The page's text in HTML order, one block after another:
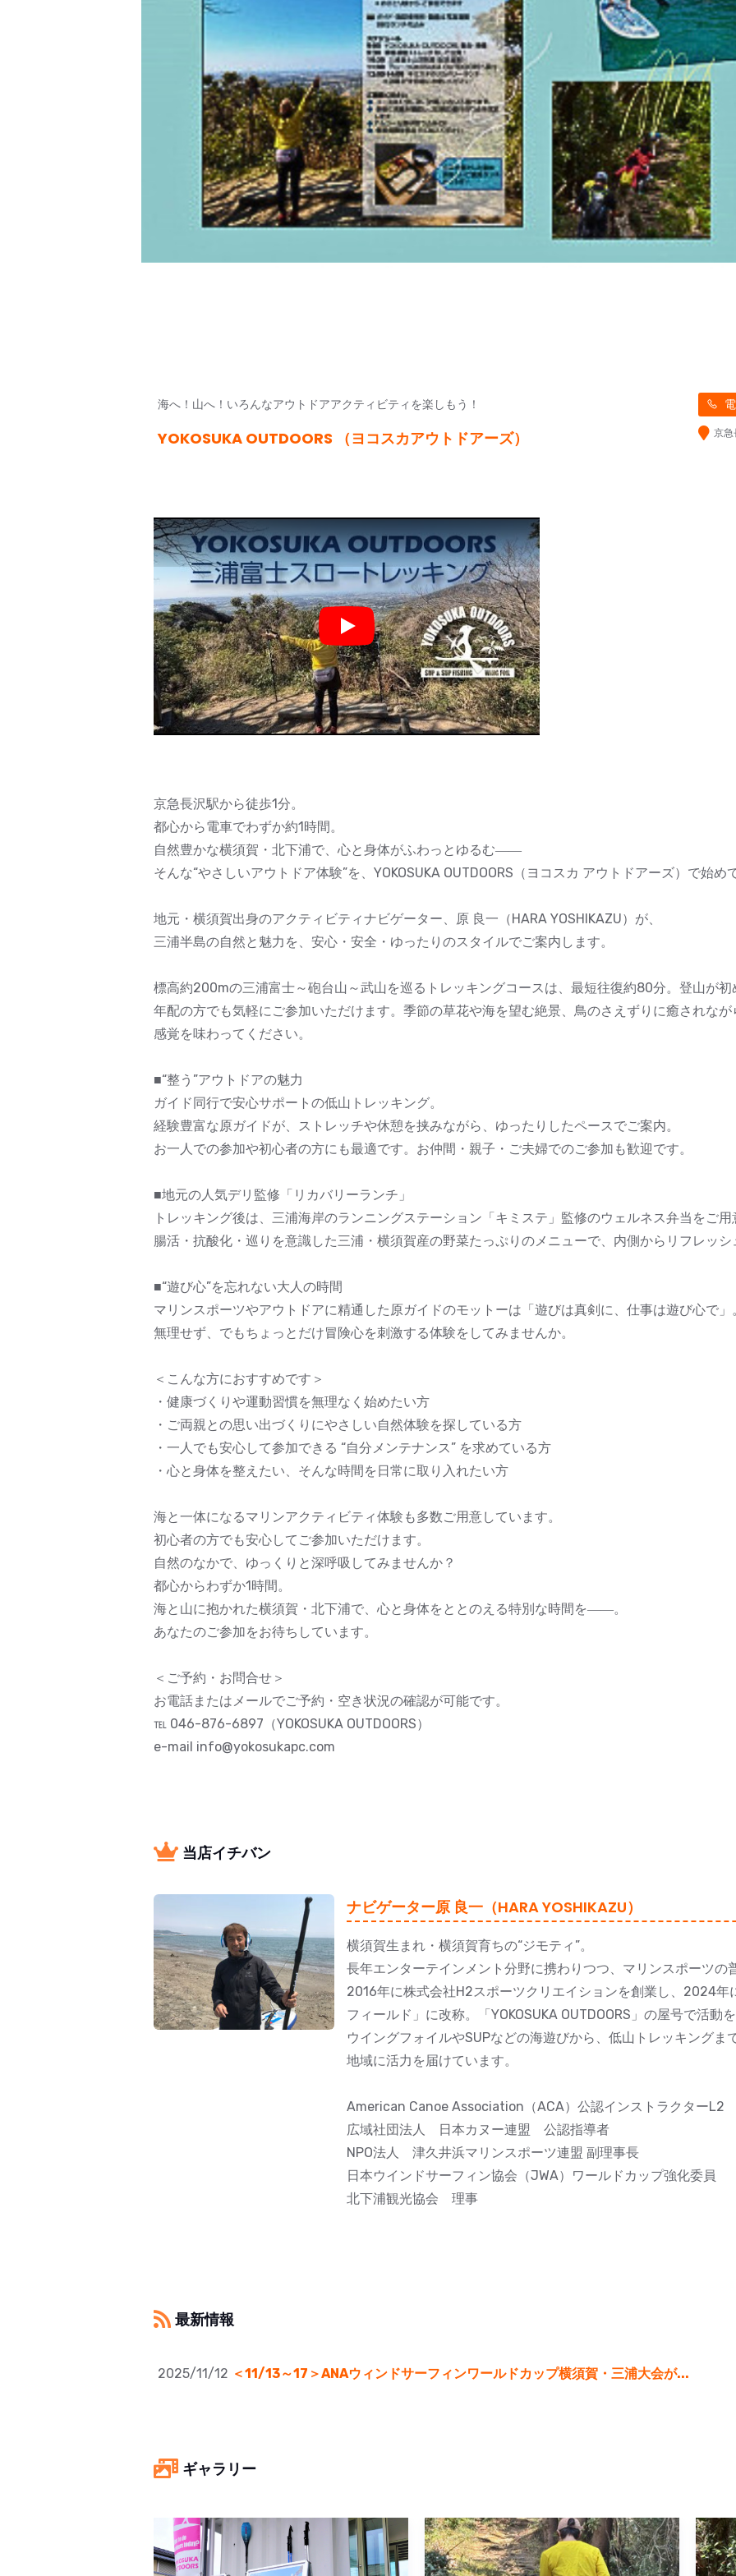
海へ！山へ！いろんなアウトドアアクティビティを楽しもう！
YOKOSUKA OUTDOORS （ヨコスカアウトドアーズ） 京急
Play
京急長沢駅から徒歩1分。
都心から電車でわずか約1時間。
自然豊かな横須賀・北下浦で、心と身体がふわっとゆるむ――
そんな“やさしいアウトドア体験”を、YOKOSUKA OUTDOORS（ヨコスカ アウトドアーズ）で始め
地元・横須賀出身のアクティビティナビゲーター、原 良一（HARA YOSHIKAZU）が、
三浦半島の自然と魅力を、安心・安全・ゆったりのスタイルでご案内します。
標高約200mの三浦富士～砲台山～武山を巡るトレッキングコースは、最短往復約80分。登山が
年配の方でも気軽にご参加いただけます。季節の草花や海を望む絶景、鳥のさえずりに癒されなが
感覚を味わってください。
■“整う”アウトドアの魅力
ガイド同行で安心サポートの低山トレッキング。
経験豊富な原ガイドが、ストレッチや休憩を挟みながら、ゆったりしたペースでご案内。
お一人での参加や初心者の方にも最適です。お仲間・親子・ご夫婦でのご参加も歓迎です。
■地元の人気デリ監修「リカバリーランチ」
トレッキング後は、三浦海岸のランニングステーション「キミステ」監修のウェルネス弁当をご用
腸活・抗酸化・巡りを意識した三浦・横須賀産の野菜たっぷりのメニューで、内側からリフレッシ
■“遊び心”を忘れない大人の時間
マリンスポーツやアウトドアに精通した原ガイドのモットーは「遊びは真剣に、仕事は遊び心で」
無理せず、でもちょっとだけ冒険心を刺激する体験をしてみませんか。
＜こんな方におすすめです＞
・健康づくりや運動習慣を無理なく始めたい方
・ご両親との思い出づくりにやさしい自然体験を探している方
・一人でも安心して参加できる “自分メンテナンス” を求めている方
・心と身体を整えたい、そんな時間を日常に取り入れたい方
海と一体になるマリンアクティビティ体験も多数ご用意しています。
初心者の方でも安心してご参加いただけます。
自然のなかで、ゆっくりと深呼吸してみませんか？
都心からわずか1時間。
海と山に抱かれた横須賀・北下浦で、心と身体をととのえる特別な時間を――。
あなたのご参加をお待ちしています。
＜ご予約・お問合せ＞
お電話またはメールでご予約・空き状況の確認が可能です。
℡ 046-876-6897（YOKOSUKA OUTDOORS）
e-mail info@yokosukapc.com
当店イチバン
ナビゲーター原 良一（HARA YOSHIKAZU）
横須賀生まれ・横須賀育ちの“ジモティ”。
長年エンターテインメント分野に携わりつつ、マリンスポーツの
2016年に株式会社H2スポーツクリエイションを創業し、2024年
フィールド」に改称。「YOKOSUKA OUTDOORS」の屋号で活動を
ウイングフォイルやSUPなどの海遊びから、低山トレッキングま
地域に活力を届けています。
American Canoe Association（ACA）公認インストラクターL2
広域社団法人 日本カヌー連盟 公認指導者
NPO法人 津久井浜マリンスポーツ連盟 副理事長
日本ウインドサーフィン協会（JWA）ワールドカップ強化委員
北下浦観光協会 理事
最新情報
2025/11/12 ＜11/13～17＞ANAウィンドサーフィンワールドカップ横須賀・三浦大会が...
ギャラリー